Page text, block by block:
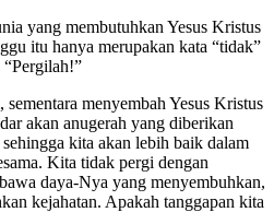
yang membutuhkan Yesus Kristus
itu hanya merupakan kata “tidak”
“Pergilah!”
menyembah Yesus Kristus
akan anugerah yang diberikan
kita akan lebih baik dalam
Kita tidak pergi dengan
daya-Nya yang menyembuhkan,
kejahatan. Apakah tanggapan kita